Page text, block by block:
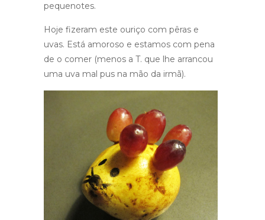
pequenotes.
Hoje fizeram este ouriço com pêras e
uvas. Está amoroso e estamos com pena
de o comer (menos a T. que lhe arrancou
uma uva mal pus na mão da irmã).